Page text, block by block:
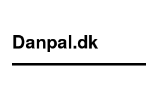
Danpal.dk